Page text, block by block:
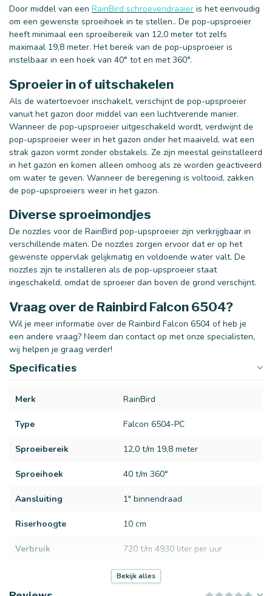
Door middel van een RainBird schroevendraaier is het eenvoudig
om een gewenste sproeihoek in te stellen.. De pop-upsproeier
heeft minimaal een sproeibereik van 12,0 meter tot zelfs
maximaal 19,8 meter. Het bereik van de pop-upsproeier is
instelbaar in een hoek van 40° tot en met 360°.
Sproeier in of uitschakelen
Als de watertoevoer inschakelt, verschijnt de pop-upsproeier
vanuit het gazon door middel van een luchtverende manier.
Wanneer de pop-upsproeier uitgeschakeld wordt, verdwijnt de
pop-upsproeier weer in het gazon onder het maaiveld, wat een
strak gazon vormt zonder obstakels. Ze zijn meestal geïnstalleerd
in het gazon en komen alleen omhoog als ze worden geactiveerd
om water te geven. Wanneer de beregening is voltooid, zakken
de pop-upsproeiers weer in het gazon.
Diverse sproeimondjes
De nozzles voor de RainBird pop-upsproeier zijn verkrijgbaar in
verschillende maten. De nozzles zorgen ervoor dat er op het
gewenste oppervlak gelijkmatig en voldoende water valt. De
nozzles zijn te installeren als de pop-upsproeier staat
ingeschakeld, omdat de sproeier dan boven de grond verschijnt.
Vraag over de Rainbird Falcon 6504?
Wil je meer informatie over de Rainbird Falcon 6504 of heb je
een andere vraag? Neem dan contact op met onze specialisten,
wij helpen je graag verder!
Specificaties
Merk RainBird
Type Falcon 6504-PC
Sproeibereik 12,0 t/m 19,8 meter
Sproeihoek 40 t/m 360°
Aansluiting 1" binnendraad
Riserhoogte 10 cm
Verbruik 720 t/m 4930 liter per uur
2,5 t/m 6 bar
Bekijk alles